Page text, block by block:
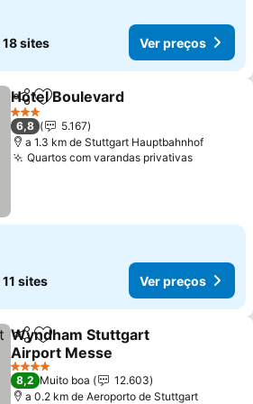
18 sites Ver preços
PartilharAdicionar aos favoritos
Hotel Boulevard
3 Estrelas
6,8
5.167
a 1.3 km de Stuttgart Hauptbahnhof
Quartos com varandas privativas
11 sites Ver preços
PartilharAdicionar aos favoritos
Wyndham Stuttgart
Airport Messe
4 Estrelas
8,2 Muito boa
12.603
a 0.2 km de Aeroporto de Stuttgart